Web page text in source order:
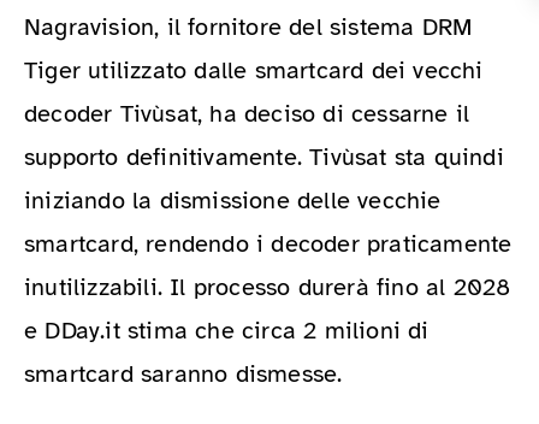
Nagravision, il fornitore del sistema DRM
Tiger utilizzato dalle smartcard dei vecchi
decoder Tivùsat, ha deciso di cessarne il
supporto definitivamente. Tivùsat sta quindi
iniziando la dismissione delle vecchie
smartcard, rendendo i decoder praticamente
inutilizzabili. Il processo durerà fino al 2028
e DDay.it stima che circa 2 milioni di
smartcard saranno dismesse.